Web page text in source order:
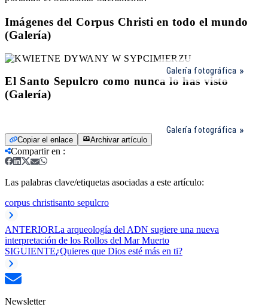
Imágenes del Corpus Christi en todo el mundo
(Galería)
Galería fotográfica
El Santo Sepulcro como nunca lo has visto
(Galería)
Galería fotográfica
Copiar el enlace Archivar artículo
Compartir en :
Las palabras clave/etiquetas asociadas a este artículo:
corpus christisanto sepulcro
ANTERIORLa arqueología del ADN sugiere una nueva
interpretación de los Rollos del Mar Muerto
SIGUIENTE¿Quieres que Dios esté más en ti?
Newsletter